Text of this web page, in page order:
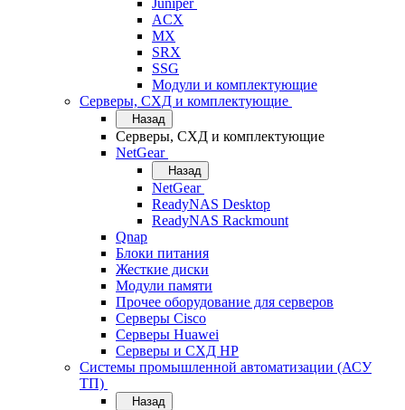
Juniper
ACX
MX
SRX
SSG
Модули и комплектующие
Серверы, СХД и комплектующие
Назад
Серверы, СХД и комплектующие
NetGear
Назад
NetGear
ReadyNAS Desktop
ReadyNAS Rackmount
Qnap
Блоки питания
Жесткие диски
Модули памяти
Прочее оборудование для серверов
Серверы Cisco
Серверы Huawei
Серверы и СХД HP
Системы промышленной автоматизации (АСУ
ТП)
Назад